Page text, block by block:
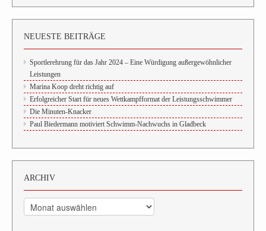
NEUESTE BEITRÄGE
Sportlerehrung für das Jahr 2024 – Eine Würdigung außergewöhnlicher
Leistungen
Marina Koop dreht richtig auf
Erfolgreicher Start für neues Wettkampfformat der Leistungsschwimmer
Die Minuten-Knacker
Paul Biedermann motiviert Schwimm-Nachwuchs in Gladbeck
ARCHIV
Archiv